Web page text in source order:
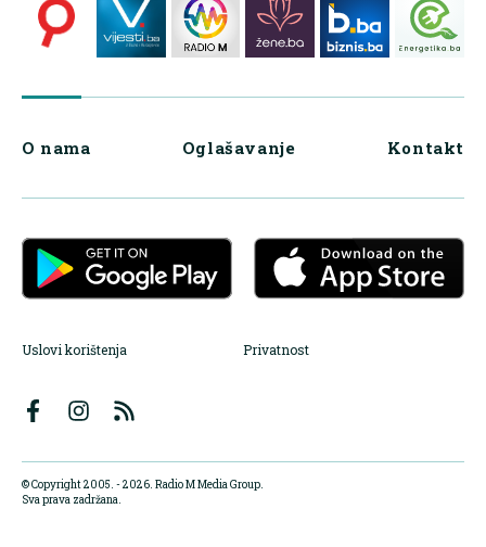
O nama Oglašavanje Kontakt
Uslovi korištenja Privatnost
© Copyright 2005. - 2026. Radio M Media Group.
Sva prava zadržana.